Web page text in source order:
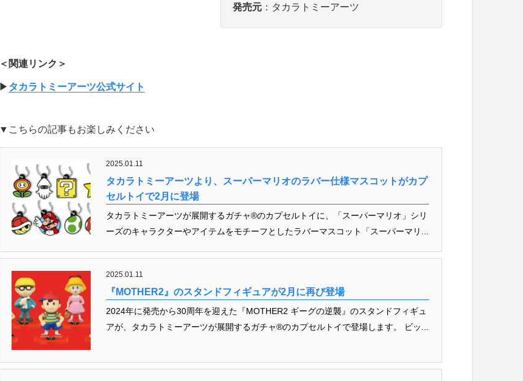
発売元 ：タカラトミーアーツ
＜関連リンク＞
▶︎ タカラトミーアーツ公式サイト
▼こちらの記事もお楽しみください
2025.01.11
タカラトミーアーツより、スーパーマリオのラバー仕様マスコットがカプ
セルトイで2月に登場
タカラトミーアーツが展開するガチャ®のカプセルトイに、「スーパーマリオ」シリ
ーズのキャラクターやアイテムをモチーフとしたラバーマスコット「スーパーマリ...
2025.01.11
『MOTHER2』のスタンドフィギュアが2月に再び登場
2024年に発売から30周年を迎えた『MOTHER2 ギーグの逆襲』のスタンドフィギュ
アが、タカラトミーアーツが展開するガチャ®のカプセルトイで登場します。 ビッ...